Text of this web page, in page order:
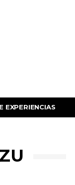
EXPERIENCIAS